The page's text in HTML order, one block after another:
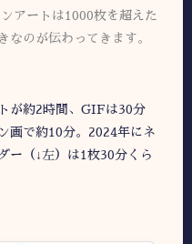
アートは1000枚を超えた
なのが伝わってきます。
が約2時間、GIFは30分
画で約10分。2024年にネ
ー（↓左）は1枚30分くら